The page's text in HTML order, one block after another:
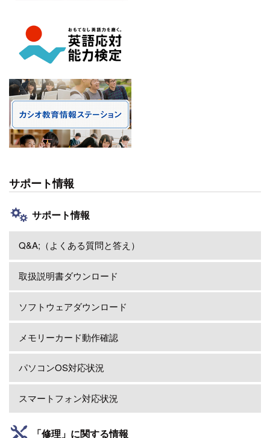
サポート情報
サポート情報
Q&A;（よくある質問と答え）
取扱説明書ダウンロード
ソフトウェアダウンロード
メモリーカード動作確認
パソコンOS対応状況
スマートフォン対応状況
「修理」に関する情報